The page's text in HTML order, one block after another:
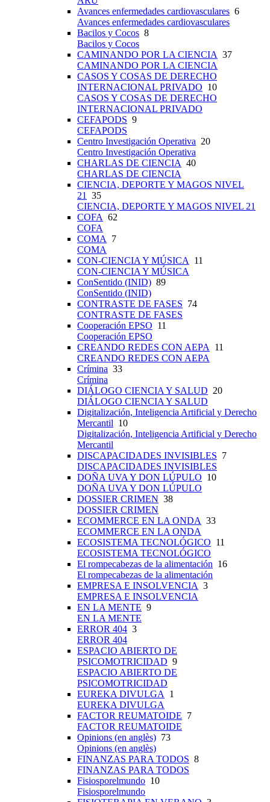
Avances enfermedades cardiovasculares 6
Avances enfermedades cardiovasculares
Bacilos y Cocos 8
Bacilos y Cocos
CAMINANDO POR LA CIENCIA 37
CAMINANDO POR LA CIENCIA
CASOS Y COSAS DE DERECHO
INTERNACIONAL PRIVADO 10
CASOS Y COSAS DE DERECHO
INTERNACIONAL PRIVADO
CEFAPODS 9
CEFAPODS
Centro Investigación Operativa 20
Centro Investigación Operativa
CHARLAS DE CIENCIA 40
CHARLAS DE CIENCIA
CIENCIA, DEPORTE Y MAGOS NIVEL
21
35
CIENCIA, DEPORTE Y MAGOS NIVEL 21
COFA 62
COFA
COMA
7
COMA
CON-CIENCIA Y MÚSICA
11
CON-CIENCIA Y MÚSICA
ConSentido (INID) 89
ConSentido (INID)
CONTRASTE DE FASES 74
CONTRASTE DE FASES
Cooperación EPSO 11
Cooperación EPSO
CREANDO REDES CON AEPA
11
CREANDO REDES CON AEPA
Crímina 33
Crímina
DIÁLOGO CIENCIA Y SALUD 20
DIÁLOGO CIENCIA Y SALUD
Digitalización, Inteligencia Artificial y Derecho
Mercantil 10
Digitalización, Inteligencia Artificial y Derecho
Mercantil
DISCAPACIDADES INVISIBLES 7
DISCAPACIDADES INVISIBLES
DOÑA UVA Y DON LÚPULO 10
DOÑA UVA Y DON LÚPULO
DOSSIER CRIMEN 38
DOSSIER CRIMEN
ECOMMERCE EN LA ONDA 33
ECOMMERCE EN LA ONDA
ECOSISTEMA TECNOLÓGICO 11
ECOSISTEMA TECNOLÓGICO
El rompecabezas de la alimentación 16
El rompecabezas de la alimentación
EMPRESA E INSOLVENCIA 3
EMPRESA E INSOLVENCIA
EN LA MENTE 9
EN LA MENTE
ERROR 404 3
ERROR 404
ESPACIO ABIERTO DE
PSICOMOTRICIDAD 9
ESPACIO ABIERTO DE
PSICOMOTRICIDAD
EUREKA DIVULGA
1
EUREKA DIVULGA
FACTOR REUMATOIDE 7
FACTOR REUMATOIDE
Opinions (en anglès) 73
Opinions (en anglès)
FINANZAS PARA TODOS 8
FINANZAS PARA TODOS
Fisiosporelmundo 10
Fisiosporelmundo